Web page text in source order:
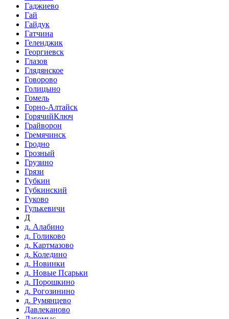
Гаджиево
Гай
Гайдук
Гатчина
Геленджик
Георгиевск
Глазов
Глядянское
Говорово
Голицыно
Гомель
Горно-Алтайск
ГорячийКлюч
Грайворон
Гремячинск
Гродно
Грозный
Грузино
Грязи
Губкин
Губкинский
Гуково
Гулькевичи
Д
д. Алабино
д. Голиково
д. Картмазово
д. Коледино
д. Новинки
д. Новые Псарьки
д. Порошкино
д. Рогозинино
д. Румянцево
Давлеканово